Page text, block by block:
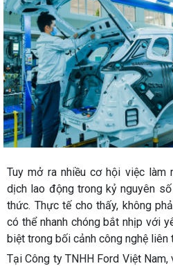
Tuy mở ra nhiều cơ hội việc làm
dịch lao động trong kỷ nguyên
thức. Thực tế cho thấy, không
có thể nhanh chóng bắt nhịp với
biệt trong bối cảnh công nghệ liên
Tại Công ty TNHH Ford Việt